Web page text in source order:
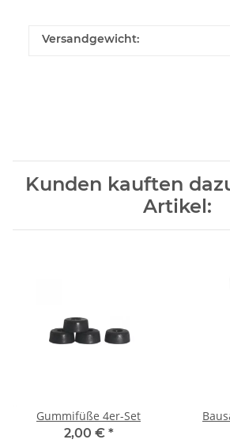
Versandgewicht:
Kunden kauften
Artikel:
Gummifüße 4er-Set
2,00 € *